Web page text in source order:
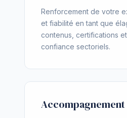
Renforcement de votre
et fiabilité en tant que
contenus, certifications
confiance sectoriels.